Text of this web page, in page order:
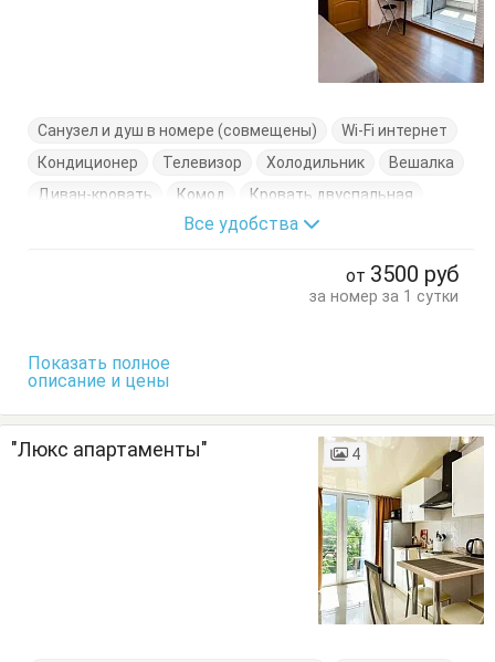
Санузел и душ в номере (совмещены)
Wi-Fi интернет
Кондиционер
Телевизор Холодильник
Вешалка
Диван-кровать
Комод
Кровать двуспальная
Стол Стулья
Все удобства
от 3500 руб
за номер за 1 сутки
Показать полное
описание и цены
"Люкс апартаменты" 4